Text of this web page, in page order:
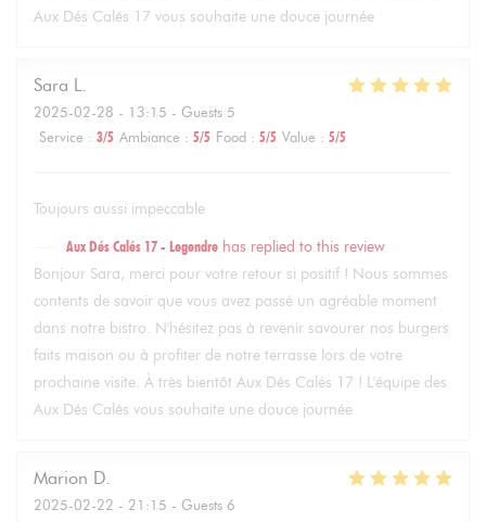
Aux Dés Calés 17 vous souhaite une douce journée
Sara L
2025-02-28 - 13:15 - Guests 5
Service : 3/5 Ambiance : 5/5 Food : 5/5 Value : 5/5
Toujours aussi impeccable
Aux Dés Calés 17 - Legendre has replied to this review
Bonjour Sara, merci pour votre retour si positif ! Nous sommes
contents de savoir que vous avez passé un agréable moment
dans notre bistro. N'hésitez pas à revenir savourer nos burgers
faits maison ou à profiter de notre terrasse lors de votre
prochaine visite. À très bientôt Aux Dés Calés 17 ! L'équipe des
Aux Dés Calés vous souhaite une douce journée
Marion D
2025-02-22 - 21:15 - Guests 6